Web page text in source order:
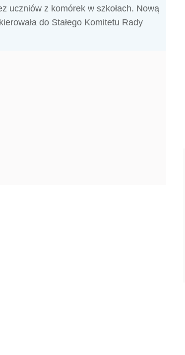
uczniów z komórek w szkołach. Nową
do Stałego Komitetu Rady